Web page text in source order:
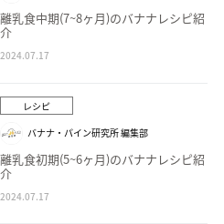
離乳食中期(7~8ヶ月)のバナナレシピ紹
介
2024.07.17
レシピ
バナナ・パイン研究所 編集部
離乳食初期(5~6ヶ月)のバナナレシピ紹
介
2024.07.17